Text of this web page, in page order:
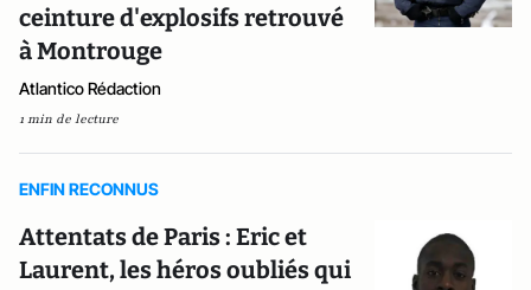
ceinture d'explosifs retrouvé
à Montrouge
Atlantico Rédaction
1 min de lecture
ENFIN RECONNUS
Attentats de Paris : Eric et
Laurent, les héros oubliés qui